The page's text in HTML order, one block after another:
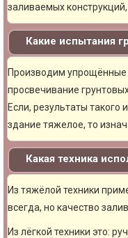
заливаемых
Какие испытания
Производим упрощённые
просвечивание
Если, результаты
здание тяжелое, то
Какая техника
Из тяжёлой техники
всегда, но качество
Из лёгкой техники это: